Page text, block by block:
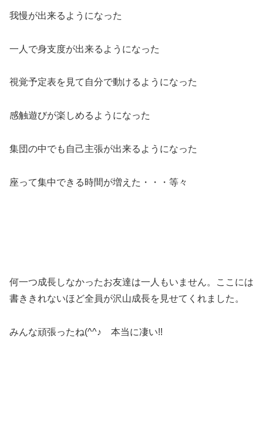
我慢が出来るようになった
一人で身支度が出来るようになった
視覚予定表を見て自分で動けるようになった
感触遊びが楽しめるようになった
集団の中でも自己主張が出来るようになった
座って集中できる時間が増えた・・・等々
何一つ成長しなかったお友達は一人もいません。ここには
書ききれないほど全員が沢山成長を見せてくれました。
みんな頑張ったね(^^♪ 本当に凄い!!